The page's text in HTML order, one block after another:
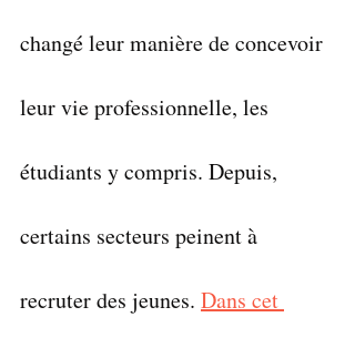
changé leur manière de concevoir
leur vie professionnelle, les
étudiants y compris. Depuis,
certains secteurs peinent à
recruter des jeunes. Dans cet